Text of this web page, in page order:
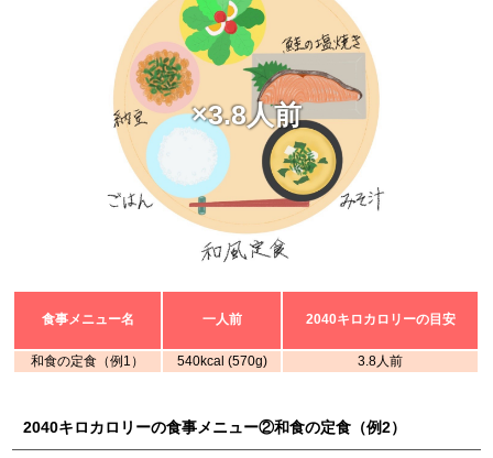
×3.8人前
食事メニュー名 一人前 2040キロカロリーの目安
和食の定食（例1） 540kcal (570g) 3.8人前
2040キロカロリーの食事メニュー②和食の定食（例2）